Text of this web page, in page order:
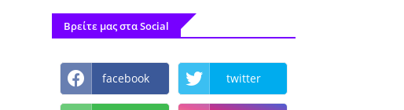
Βρείτε μας στα Social
facebook twitter